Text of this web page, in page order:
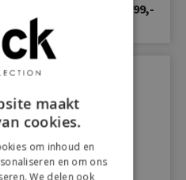
99,-
maakt
cookies.
om inhoud en
en om ons
We delen ook